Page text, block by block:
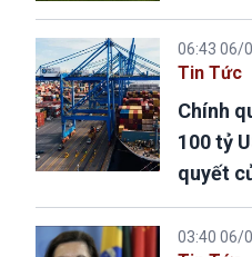
06:43 06/
Tin Tức
Chính
100 tỷ
quyết
03:40 06/